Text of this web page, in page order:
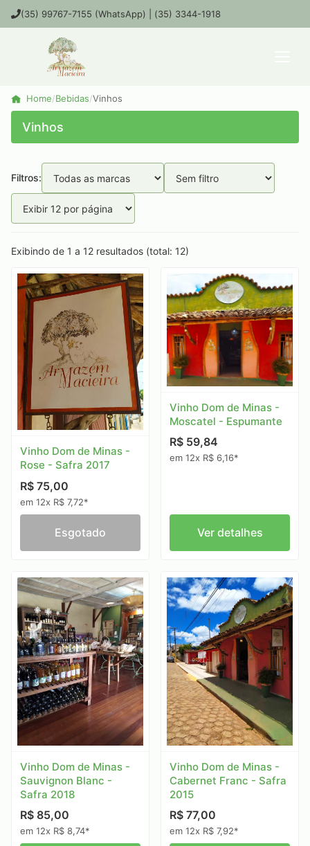
(35) 99767-7155 (WhatsApp) | (35) 3344-1918
Home/Bebidas/Vinhos
Vinhos
Filtros:
Exibindo de 1 a 12 resultados (total: 12)
Vinho Dom de Minas -
Rose - Safra 2017
R$ 75,00
em 12x R$ 7,72*
Esgotado
Vinho Dom de Minas -
Moscatel - Espumante
R$ 59,84
em 12x R$ 6,16*
Ver detalhes
Vinho Dom de Minas -
Sauvignon Blanc -
Safra 2018
R$ 85,00
em 12x R$ 8,74*
Vinho Dom de Minas -
Cabernet Franc - Safra
2015
R$ 77,00
em 12x R$ 7,92*